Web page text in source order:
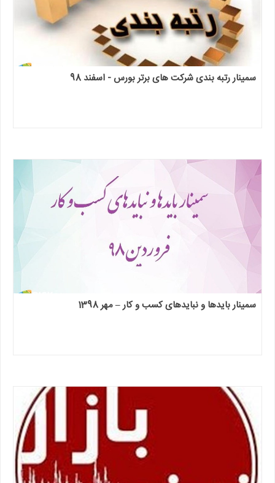
سمینار رتبه بندی شرکت های برتر بورس - اسفند 98
سمینار بایدها و نبایدهای کسب و کار – مهر 1398